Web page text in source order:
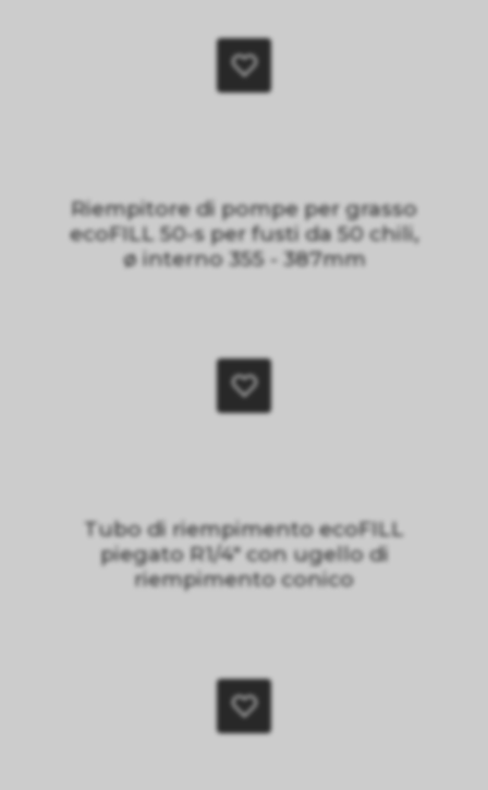
Riempitore di pompe per grasso
ecoFILL 50-s per fusti da 50 chili,
ø interno 355 - 387mm
Tubo di riempimento ecoFILL
piegato R1/4" con ugello di
riempimento conico